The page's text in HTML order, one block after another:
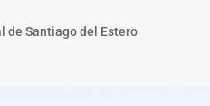
de Santiago del Estero